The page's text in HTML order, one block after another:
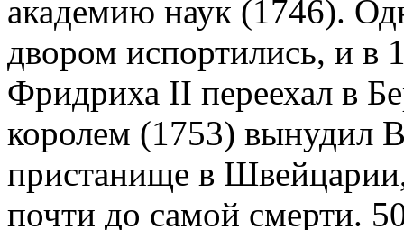
академию наук (1746).
двором испортились, и в
Фридриха II переехал в
королем (1753) вынудил
пристанище в
почти до самой смерти.